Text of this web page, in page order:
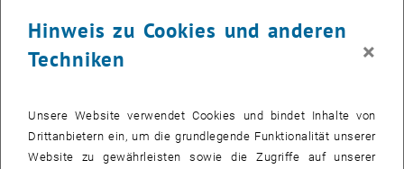
JULI 26 JULI 26
Veranstaltungstyp:
KONFERENZ
Veranstaltungsort:TU Wien, 1040 Wien
Hinweis zu Cookies und anderen
Techniken
×
Unsere Website verwendet Cookies und bindet Inhalte von
Drittanbietern ein, um die grundlegende Funktionalität unserer
Website zu gewährleisten sowie die Zugriffe auf unserer